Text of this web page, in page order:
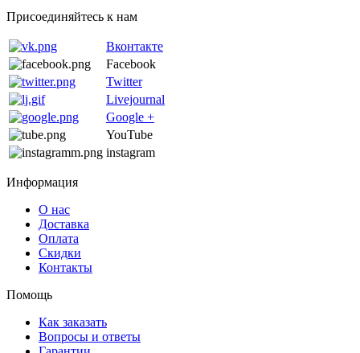
Присоединяйтесь к нам
Вконтакте
Facebook
Twitter
Livejournal
Google +
YouTube
instagram
Информация
О нас
Доставка
Оплата
Скидки
Контакты
Помощь
Как заказать
Вопросы и ответы